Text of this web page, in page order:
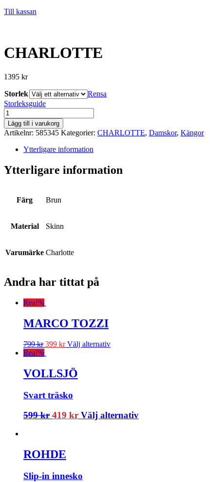
Till kassan
CHARLOTTE
1395 kr
Storlek
Rensa
Storleksguide
CHARLOTTE
mängd
Lägg till i varukorg
Artikelnr: 585345 Kategorier: CHARLOTTE, Damskor, Kängor
Ytterligare information
Ytterligare information
Färg Brun
Material Skinn
Varumärke Charlotte
Andra har tittat på
Rea!%
MARCO TOZZI
799kr 399 kr Välj alternativ
Rea!%
VOLLSJÖ
Svart träsko
599kr 419 kr Välj alternativ
ROHDE
Slip-in innesko